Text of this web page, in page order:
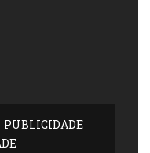
PUBLICIDADE